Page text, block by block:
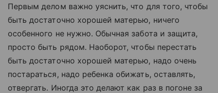
Первым делом важно уяснить, что для того, чтобы
быть достаточно хорошей матерью, ничего
особенного не нужно. Обычная забота и защита,
просто быть рядом. Наоборот, чтобы перестать
быть достаточно хорошей матерью, надо очень
постараться, надо ребенка обижать, оставлять,
отвергать. Иногда это делают как раз в погоне за